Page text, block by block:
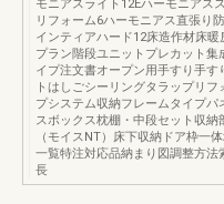
モニアスライト12Eハーモニアス
リフォーム6ハーモニアス直張り
インティアハード12床造作材床
プラン階段ユニットプレカット
イプ注文書オープン用手すり手
トはしごシーリングタラップリ
プシステム収納フレームタイプパ
スボックス枕棚・中段セット収納
（モイスNT）床下収納ドア枠一
一覧特注対応品納まり図調整方
長